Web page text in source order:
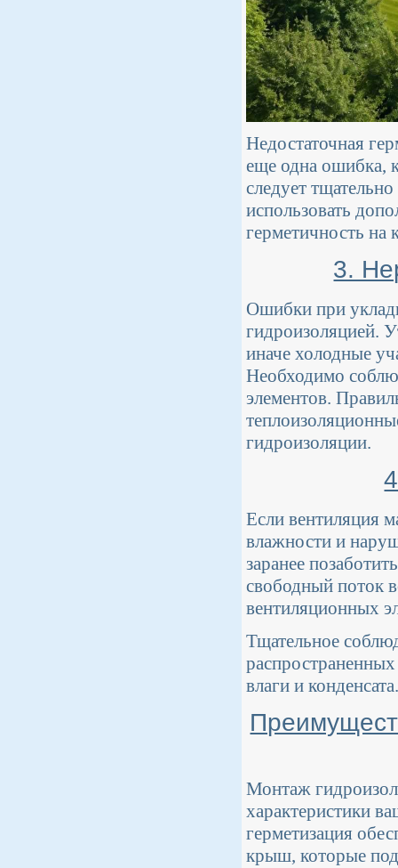
Недостаточная
еще одна ошибка,
следует
использовать
герметичность на
3.
Ошибки при
гидроизоляцией.
иначе холодные
Необходимо
элементов.
гидроизоляции.
Если вентиляция
влажности и
заранее
свободный поток
вентиляционных
Тщательное
влаги и конденсата.
Монтаж
характеристики
герметизация
крыш, которые